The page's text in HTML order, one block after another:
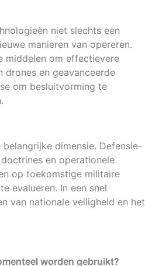
niet slechts een
manieren van opereren.
middelen om effectievere
en geavanceerde
om besluitvorming te
belangrijke dimensie. Defensie-
en operationele
op toekomstige militaire
evalueren. In een snel
van nationale veiligheid en het
worden gebruikt?